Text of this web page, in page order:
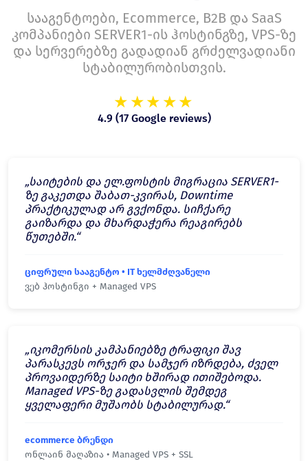
სააგენტოები, Ecommerce, B2B და SaaS
კომპანიები SERVER1-ის ჰოსტინგზე, VPS-ზე
და სერვერებზე გადადიან გრძელვადიანი
სტაბილურობისთვის.
★★★★★
4.9 (17 Google reviews)
„საიტების და ელ.ფოსტის მიგრაცია SERVER1-
ზე გაკეთდა შაბათ-კვირას, Downtime
პრაქტიკულად არ გვქონდა. სიჩქარე
გაიზარდა და მხარდაჭერა რეაგირებს
წუთებში.“
ციფრული სააგენტო • IT ხელმძღვანელი
ვებ ჰოსტინგი + Managed VPS
„იკომერსის კამპანიებზე ტრაფიკი შავ
პარასკევს ორჯერ და სამჯერ იზრდება, ძველ
პროვაიდერზე საიტი ხშირად ითიშებოდა.
Managed VPS-ზე გადასვლის შემდეგ
ყველაფერი მუშაობს სტაბილურად.“
ecommerce ბრენდი
ონლაინ მაღაზია • Managed VPS + SSL